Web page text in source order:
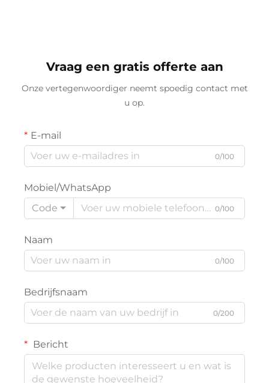
Vraag een gratis offerte aan
Onze vertegenwoordiger neemt spoedig contact met
u op.
E-mail
0/100
Mobiel/WhatsApp
Code
0/100
Naam
0/100
Bedrijfsnaam
0/200
Bericht